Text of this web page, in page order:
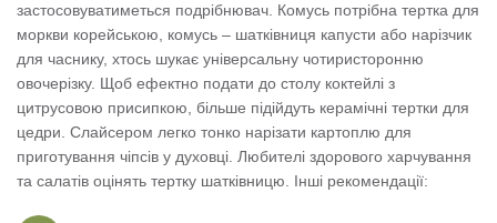
застосовуватиметься подрібнювач. Комусь потрібна тертка для
моркви корейською, комусь – шатківниця капусти або нарізчик
для часнику, хтось шукає універсальну чотиристоронню
овочерізку. Щоб ефектно подати до столу коктейлі з
цитрусовою присипкою, більше підійдуть керамічні тертки для
цедри. Слайсером легко тонко нарізати картоплю для
приготування чіпсів у духовці. Любителі здорового харчування
та салатів оцінять тертку шатківницю. Інші рекомендації: